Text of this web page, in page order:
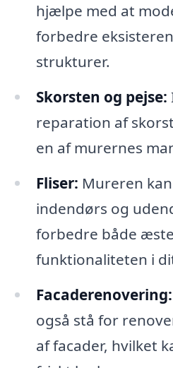
hjælpe med at
forbedre
strukturer.
Skorsten og pejse:
reparation af
en af murernes
Fliser: Mureren
indendørs og
forbedre både
funktionaliteten i
Facaderenovering:
også stå for
af facader, hvilket